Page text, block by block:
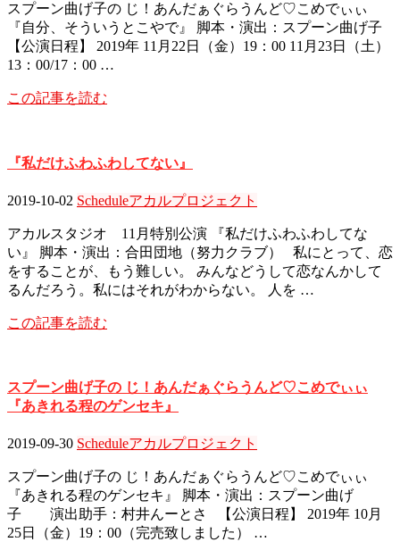
スプーン曲げ子の じ！あんだぁぐらうんど♡こめでぃぃ
『自分、そういうとこやで』 脚本・演出：スプーン曲げ子
【公演日程】 2019年 11月22日（金）19：00 11月23日（土）
13：00/17：00 …
この記事を読む
『私だけふわふわしてない』
2019-10-02 Scheduleアカルプロジェクト
アカルスタジオ 11月特別公演 『私だけふわふわしてな
い』 脚本・演出：合田団地（努力クラブ） 私にとって、恋
をすることが、もう難しい。 みんなどうして恋なんかして
るんだろう。私にはそれがわからない。 人を …
この記事を読む
スプーン曲げ子の じ！あんだぁぐらうんど♡こめでぃぃ
『あきれる程のゲンセキ』
2019-09-30 Scheduleアカルプロジェクト
スプーン曲げ子の じ！あんだぁぐらうんど♡こめでぃぃ
『あきれる程のゲンセキ』 脚本・演出：スプーン曲げ
子 演出助手：村井んーとさ 【公演日程】 2019年 10月
25日（金）19：00（完売致しました） …